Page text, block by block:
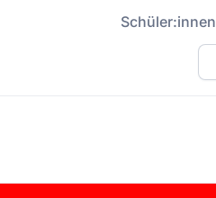
Schüler:innen